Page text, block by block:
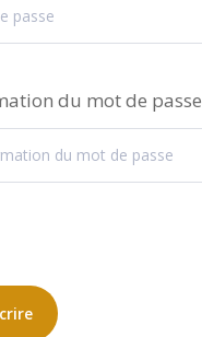
du mot de passe